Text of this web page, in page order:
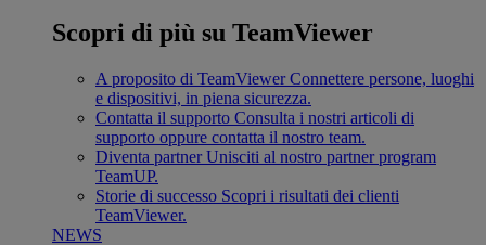
Scopri di più su TeamViewer
A proposito di TeamViewer Connettere persone, luoghi
e dispositivi, in piena sicurezza.
Contatta il supporto Consulta i nostri articoli di
supporto oppure contatta il nostro team.
Diventa partner Unisciti al nostro partner program
TeamUP.
Storie di successo Scopri i risultati dei clienti
TeamViewer.
NEWS